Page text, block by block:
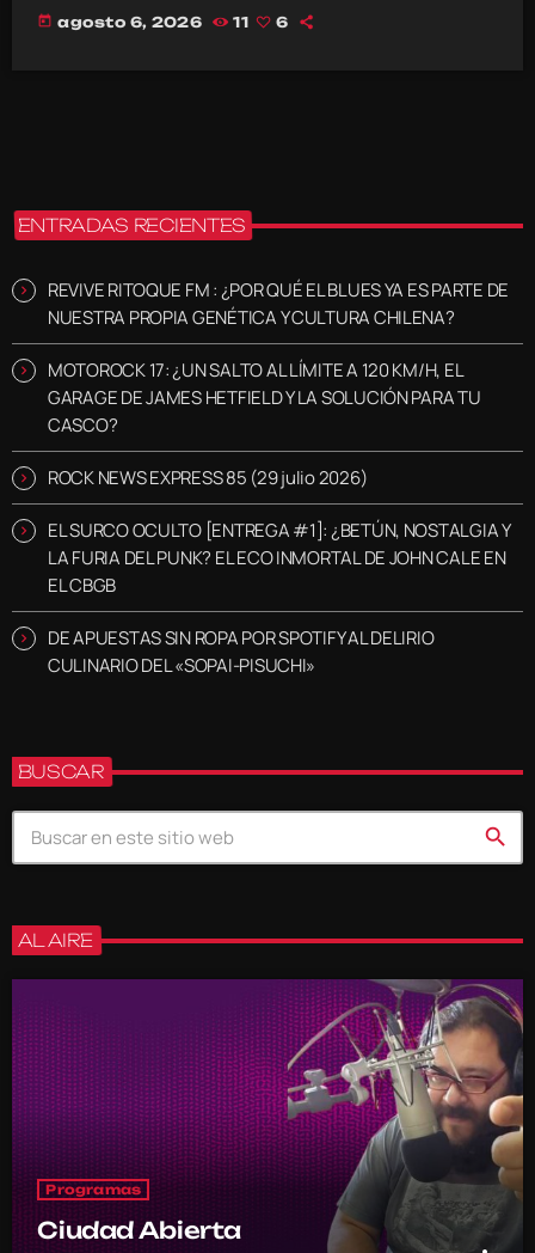
today agosto 6, 2026 11 6
ENTRADAS RECIENTES
REVIVE RITOQUE FM : ¿POR QUÉ EL BLUES YA ES PARTE DE
NUESTRA PROPIA GENÉTICA Y CULTURA CHILENA?
MOTOROCK 17: ¿UN SALTO AL LÍMITE A 120 KM/H, EL
GARAGE DE JAMES HETFIELD Y LA SOLUCIÓN PARA TU
CASCO?
ROCK NEWS EXPRESS 85 (29 julio 2026)
EL SURCO OCULTO [ENTREGA #1]: ¿BETÚN, NOSTALGIA Y
LA FURIA DEL PUNK? EL ECO INMORTAL DE JOHN CALE EN
EL CBGB
DE APUESTAS SIN ROPA POR SPOTIFY AL DELIRIO
CULINARIO DEL «SOPAI-PISUCHI»
BUSCAR
search
AL AIRE
Programas
Ciudad Abierta